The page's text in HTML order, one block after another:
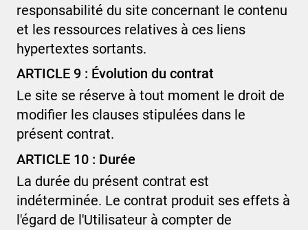
responsabilité du site concernant le contenu
et les ressources relatives à ces liens
hypertextes sortants.
ARTICLE 9 : Évolution du contrat
Le site se réserve à tout moment le droit de
modifier les clauses stipulées dans le
présent contrat.
ARTICLE 10 : Durée
La durée du présent contrat est
indéterminée. Le contrat produit ses effets à
l'égard de l'Utilisateur à compter de